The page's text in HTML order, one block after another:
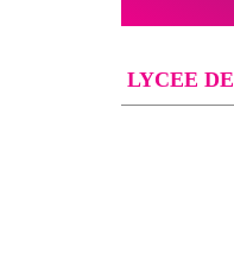
LYCEE